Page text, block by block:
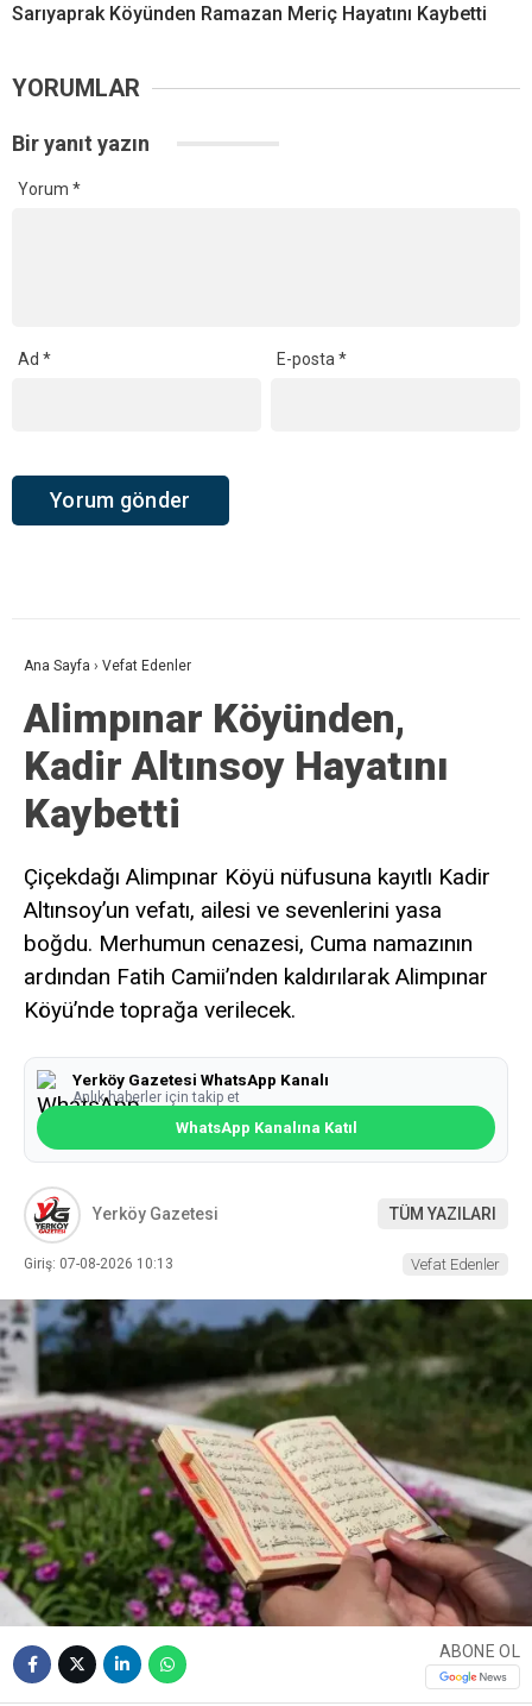
Sarıyaprak Köyünden Ramazan Meriç Hayatını Kaybetti
YORUMLAR
Bir yanıt yazın
Yorum *
Ad * E-posta*
Ana Sayfa › Vefat Edenler
Alimpınar Köyünden,
Kadir Altınsoy Hayatını
Kaybetti
Çiçekdağı Alimpınar Köyü nüfusuna kayıtlı Kadir
Altınsoy’un vefatı, ailesi ve sevenlerini yasa
boğdu. Merhumun cenazesi, Cuma namazının
ardından Fatih Camii’nden kaldırılarak Alimpınar
Köyü’nde toprağa verilecek.
Yerköy Gazetesi WhatsApp Kanalı
Anlık haberler için takip et
WhatsApp Kanalına Katıl
Yerköy Gazetesi TÜM YAZILARI
Giriş: 07-08-2026 10:13 Vefat Edenler
ABONE OL